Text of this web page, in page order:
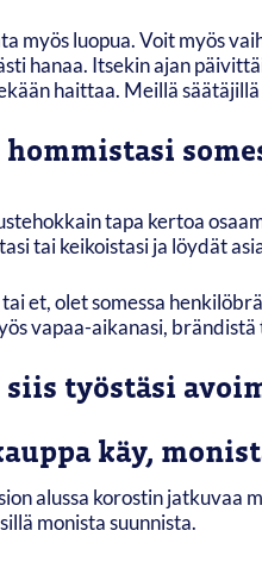
myös luopua. Voit myös
hanaa. Itsekin ajan
haittaa. Meillä
hommistasi
tapa kertoa
tai keikoistasi ja löydät
et, olet somessa
vapaa-aikanasi,
siis työstäsi
käy,
alussa korostin jatkuvaa
monista suunnista.